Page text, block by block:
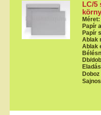
LC/5
Méret:
Papír
Papír
Ablak
Ablak
Db/